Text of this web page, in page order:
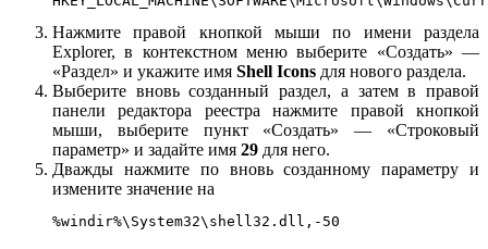
Нажмите правой кнопкой мыши по имени раздела
Explorer, в контекстном меню выберите «Создать» —
«Раздел» и укажите имя Shell Icons для нового раздела.
Выберите вновь созданный раздел, а затем в правой
панели редактора реестра нажмите правой кнопкой
мыши, выберите пункт «Создать» — «Строковый
параметр» и задайте имя 29 для него.
Дважды нажмите по вновь созданному параметру и
измените значение на
%windir%\System32\shell32.dll,-50